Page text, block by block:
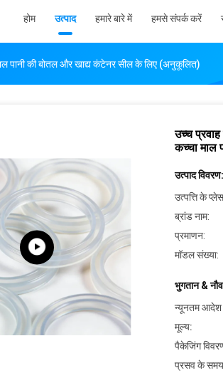
होम उत्पाद हमारे बारे में हमसे संपर्क करें
पानी की बोतल और खाद्य कंटेनर सील के लिए (अनुकूलित)
उच्च
कच्चा माल
उत्पाद विवरण:
उत्पत्ति के
ब्रांड नाम:
प्रमाणन:
मॉडल संख्या:
भुगतान &
न्यूनतम आदेश
मूल्य:
पैकेजिंग
प्रसव के